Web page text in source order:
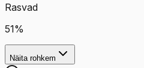
Rasvad
51%
Näita rohkem